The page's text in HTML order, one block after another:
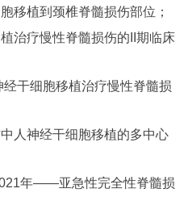
植到颈椎脊髓损伤部位；
治疗慢性脊髓损伤的II期临床
干细胞移植治疗慢性脊髓损
人神经干细胞移植的多中心
年——亚急性完全性脊髓损